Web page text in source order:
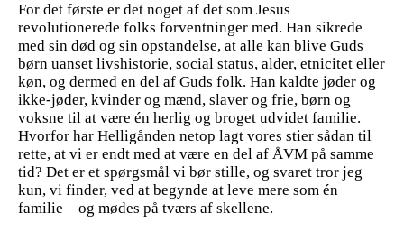
For det første er det noget af det som Jesus
revolutionerede folks forventninger med. Han sikrede
med sin død og sin opstandelse, at alle kan blive Guds
børn uanset livshistorie, social status, alder, etnicitet eller
køn, og dermed en del af Guds folk. Han kaldte jøder og
ikke-jøder, kvinder og mænd, slaver og frie, børn og
voksne til at være én herlig og broget udvidet familie.
Hvorfor har Helligånden netop lagt vores stier sådan til
rette, at vi er endt med at være en del af ÅVM på samme
tid? Det er et spørgsmål vi bør stille, og svaret tror jeg
kun, vi finder, ved at begynde at leve mere som én
familie – og mødes på tværs af skellene.